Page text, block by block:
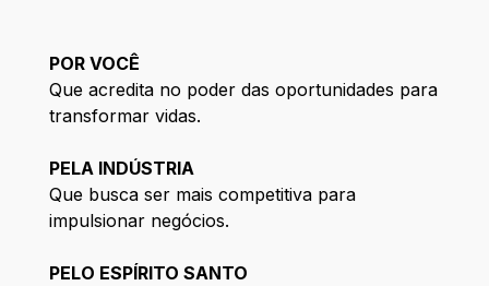
POR VOCÊ
Que acredita no poder das oportunidades para
transformar vidas.
PELA INDÚSTRIA
Que busca ser mais competitiva para
impulsionar negócios.
PELO ESPÍRITO SANTO